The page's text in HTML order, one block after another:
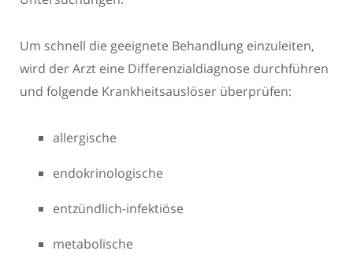
Um schnell die geeignete Behandlung einzuleiten,
wird der Arzt eine Differenzialdiagnose durchführen
und folgende Krankheitsauslöser überprüfen:
allergische
endokrinologische
entzündlich-infektiöse
metabolische